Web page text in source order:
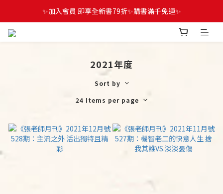
✨加入會員 即享全新書79折✨購書滿千免運✨
2021年度
Sort by
24 Items per page